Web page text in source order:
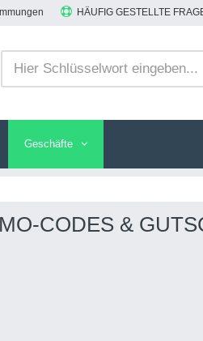
HÄUFIG GESTELLTE
Geschäfte
CODES &